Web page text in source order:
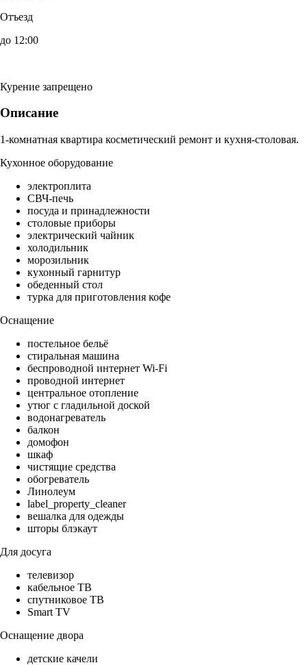
Отъезд
до 12:00
Курение запрещено
Описание
1-комнатная квартира косметический ремонт и кухня-столовая.
Кухонное оборудование
электроплита
СВЧ-печь
посуда и принадлежности
столовые приборы
электрический чайник
холодильник
морозильник
кухонный гарнитур
обеденный стол
турка для приготовления кофе
Оснащение
постельное бельё
стиральная машина
беспроводной интернет Wi-Fi
проводной интернет
центральное отопление
утюг с гладильной доской
водонагреватель
балкон
домофон
шкаф
чистящие средства
обогреватель
Линолеум
label_property_cleaner
вешалка для одежды
шторы блэкаут
Для досуга
телевизор
кабельное ТВ
спутниковое ТВ
Smart TV
Оснащение двора
детские качели